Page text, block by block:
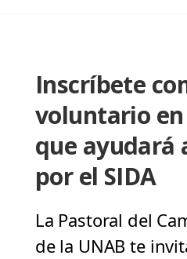
Inscríbete
voluntario
que ayudará
por el SIDA
La Pastoral del
de la UNAB te